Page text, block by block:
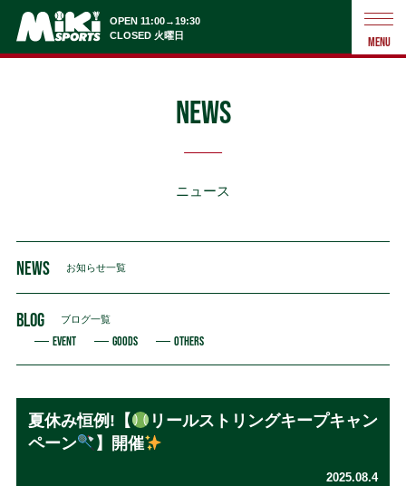
MENU
OPEN 11:00→19:30
CLOSED 火曜日
NEWS
ニュース
夏休み恒例!【
リールストリングキープキャン
ペーン
】開催
2025.08.4
NEWS お知らせ一覧
BLOG ブログ一覧
EVENT GOODS OTHERS